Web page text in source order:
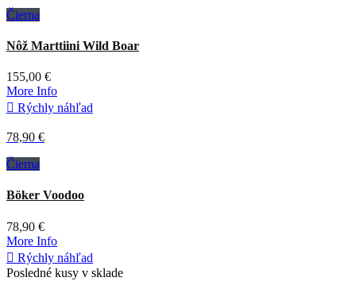
Čierna
Nôž Marttiini Wild Boar
155,00 €
More Info
 Rýchly náhľad
78,90 €
Čierna
Böker Voodoo
78,90 €
More Info
 Rýchly náhľad
Posledné kusy v sklade